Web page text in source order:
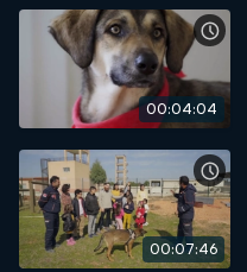
00:04:04
00:07:46